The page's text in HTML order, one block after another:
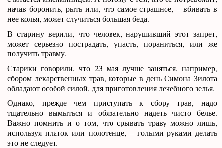
начав боронить, рыть или, что самое страшное, – вбивать в
нее колья, может случиться большая беда.
В старину верили, что человек, нарушивший этот запрет,
может серьезно пострадать, упасть, пораниться, или же
получить травму.
Старики говорили, что 23 мая лучше заняться, например,
сбором лекарственных трав, которые в день Симона Зилота
обладают особой силой, для приготовления лечебного зелья.
Однако, прежде чем приступать к сбору трав, надо
тщательно вымыться и обязательно надеть чисто белье.
Важно помнить и о том, что срывать траву можно лишь,
используя платок или полотенце, – голыми руками делать
это не следует.